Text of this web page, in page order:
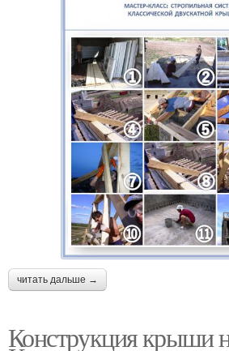
читать дальше →
Конструкция крыши